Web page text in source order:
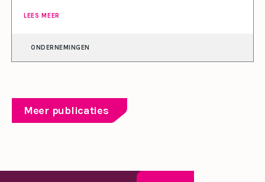
LEES MEER
ONDERNEMINGEN
Meer publicaties